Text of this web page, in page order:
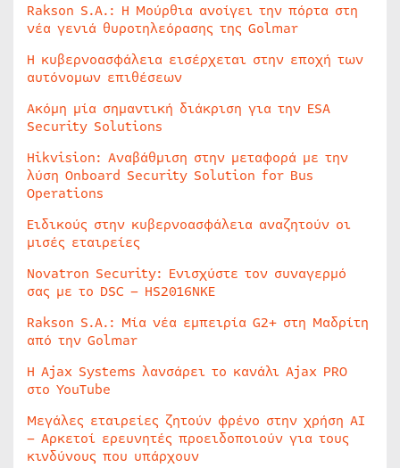
Rakson S.A.: Η Μούρθια ανοίγει την πόρτα στη
νέα γενιά θυροτηλεόρασης της Golmar
Η κυβερνοασφάλεια εισέρχεται στην εποχή των
αυτόνομων επιθέσεων
Ακόμη μία σημαντική διάκριση για την ESA
Security Solutions
Hikvision: Αναβάθμιση στην μεταφορά με την
λύση Onboard Security Solution for Bus
Operations
Ειδικούς στην κυβερνοασφάλεια αναζητούν οι
μισές εταιρείες
Novatron Security: Ενισχύστε τον συναγερμό
σας με το DSC – HS2016NKE
Rakson S.A.: Μία νέα εμπειρία G2+ στη Μαδρίτη
από την Golmar
Η Ajax Systems λανσάρει το κανάλι Ajax PRO
στο YouTube
Μεγάλες εταιρείες ζητούν φρένο στην χρήση AI
– Αρκετοί ερευνητές προειδοποιούν για τους
κινδύνους που υπάρχουν